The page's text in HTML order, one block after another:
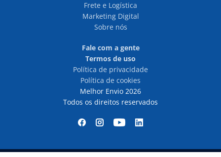
Frete e Logística
Marketing Digital
Sobre nós
Fale com a gente
Termos de uso
Política de privacidade
Política de cookies
Melhor Envio 2026
Todos os direitos reservados